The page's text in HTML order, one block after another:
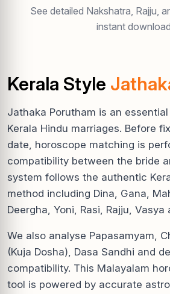
See detailed Nakshatra, Rajju,
instant
Kerala Style
Jathaka Porutham is an
Kerala Hindu marriages. Before
date, horoscope matching is
compatibility between the bride
system follows the authentic
method including Dina, Gana,
Deergha, Yoni, Rasi, Rajju, Vasya
We also analyse Papasamyam,
(Kuja Dosha), Dasa Sandhi and
compatibility. This Malayalam
tool is powered by accurate